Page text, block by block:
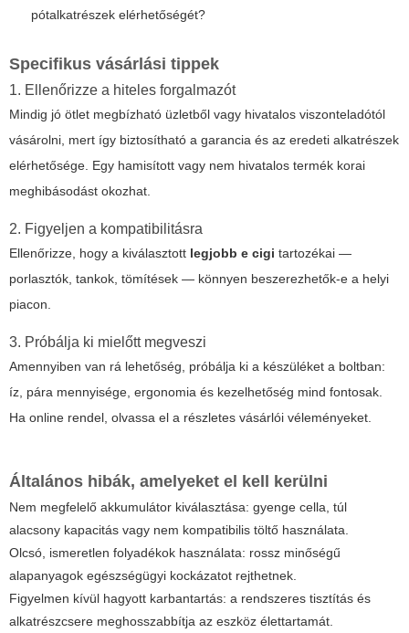
pótalkatrészek elérhetőségét?
Specifikus vásárlási tippek
1. Ellenőrizze a hiteles forgalmazót
Mindig jó ötlet megbízható üzletből vagy hivatalos viszonteladótól
vásárolni, mert így biztosítható a garancia és az eredeti alkatrészek
elérhetősége. Egy hamisított vagy nem hivatalos termék korai
meghibásodást okozhat.
2. Figyeljen a kompatibilitásra
Ellenőrizze, hogy a kiválasztott legjobb e cigi tartozékai —
porlasztók, tankok, tömítések — könnyen beszerezhetők-e a helyi
piacon.
3. Próbálja ki mielőtt megveszi
Amennyiben van rá lehetőség, próbálja ki a készüléket a boltban:
íz, pára mennyisége, ergonomia és kezelhetőség mind fontosak.
Ha online rendel, olvassa el a részletes vásárlói véleményeket.
Általános hibák, amelyeket el kell kerülni
Nem megfelelő akkumulátor kiválasztása: gyenge cella, túl
alacsony kapacitás vagy nem kompatibilis töltő használata.
Olcsó, ismeretlen folyadékok használata: rossz minőségű
alapanyagok egészségügyi kockázatot rejthetnek.
Figyelmen kívül hagyott karbantartás: a rendszeres tisztítás és
alkatrészcsere meghosszabbítja az eszköz élettartamát.